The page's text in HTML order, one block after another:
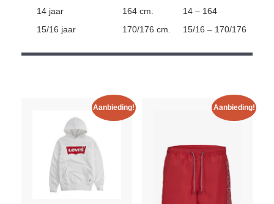
14 jaar
164 cm.
14 – 164
15/16 jaar
170/176 cm. 15/16 – 170/176
Aanbieding! Aanbieding!